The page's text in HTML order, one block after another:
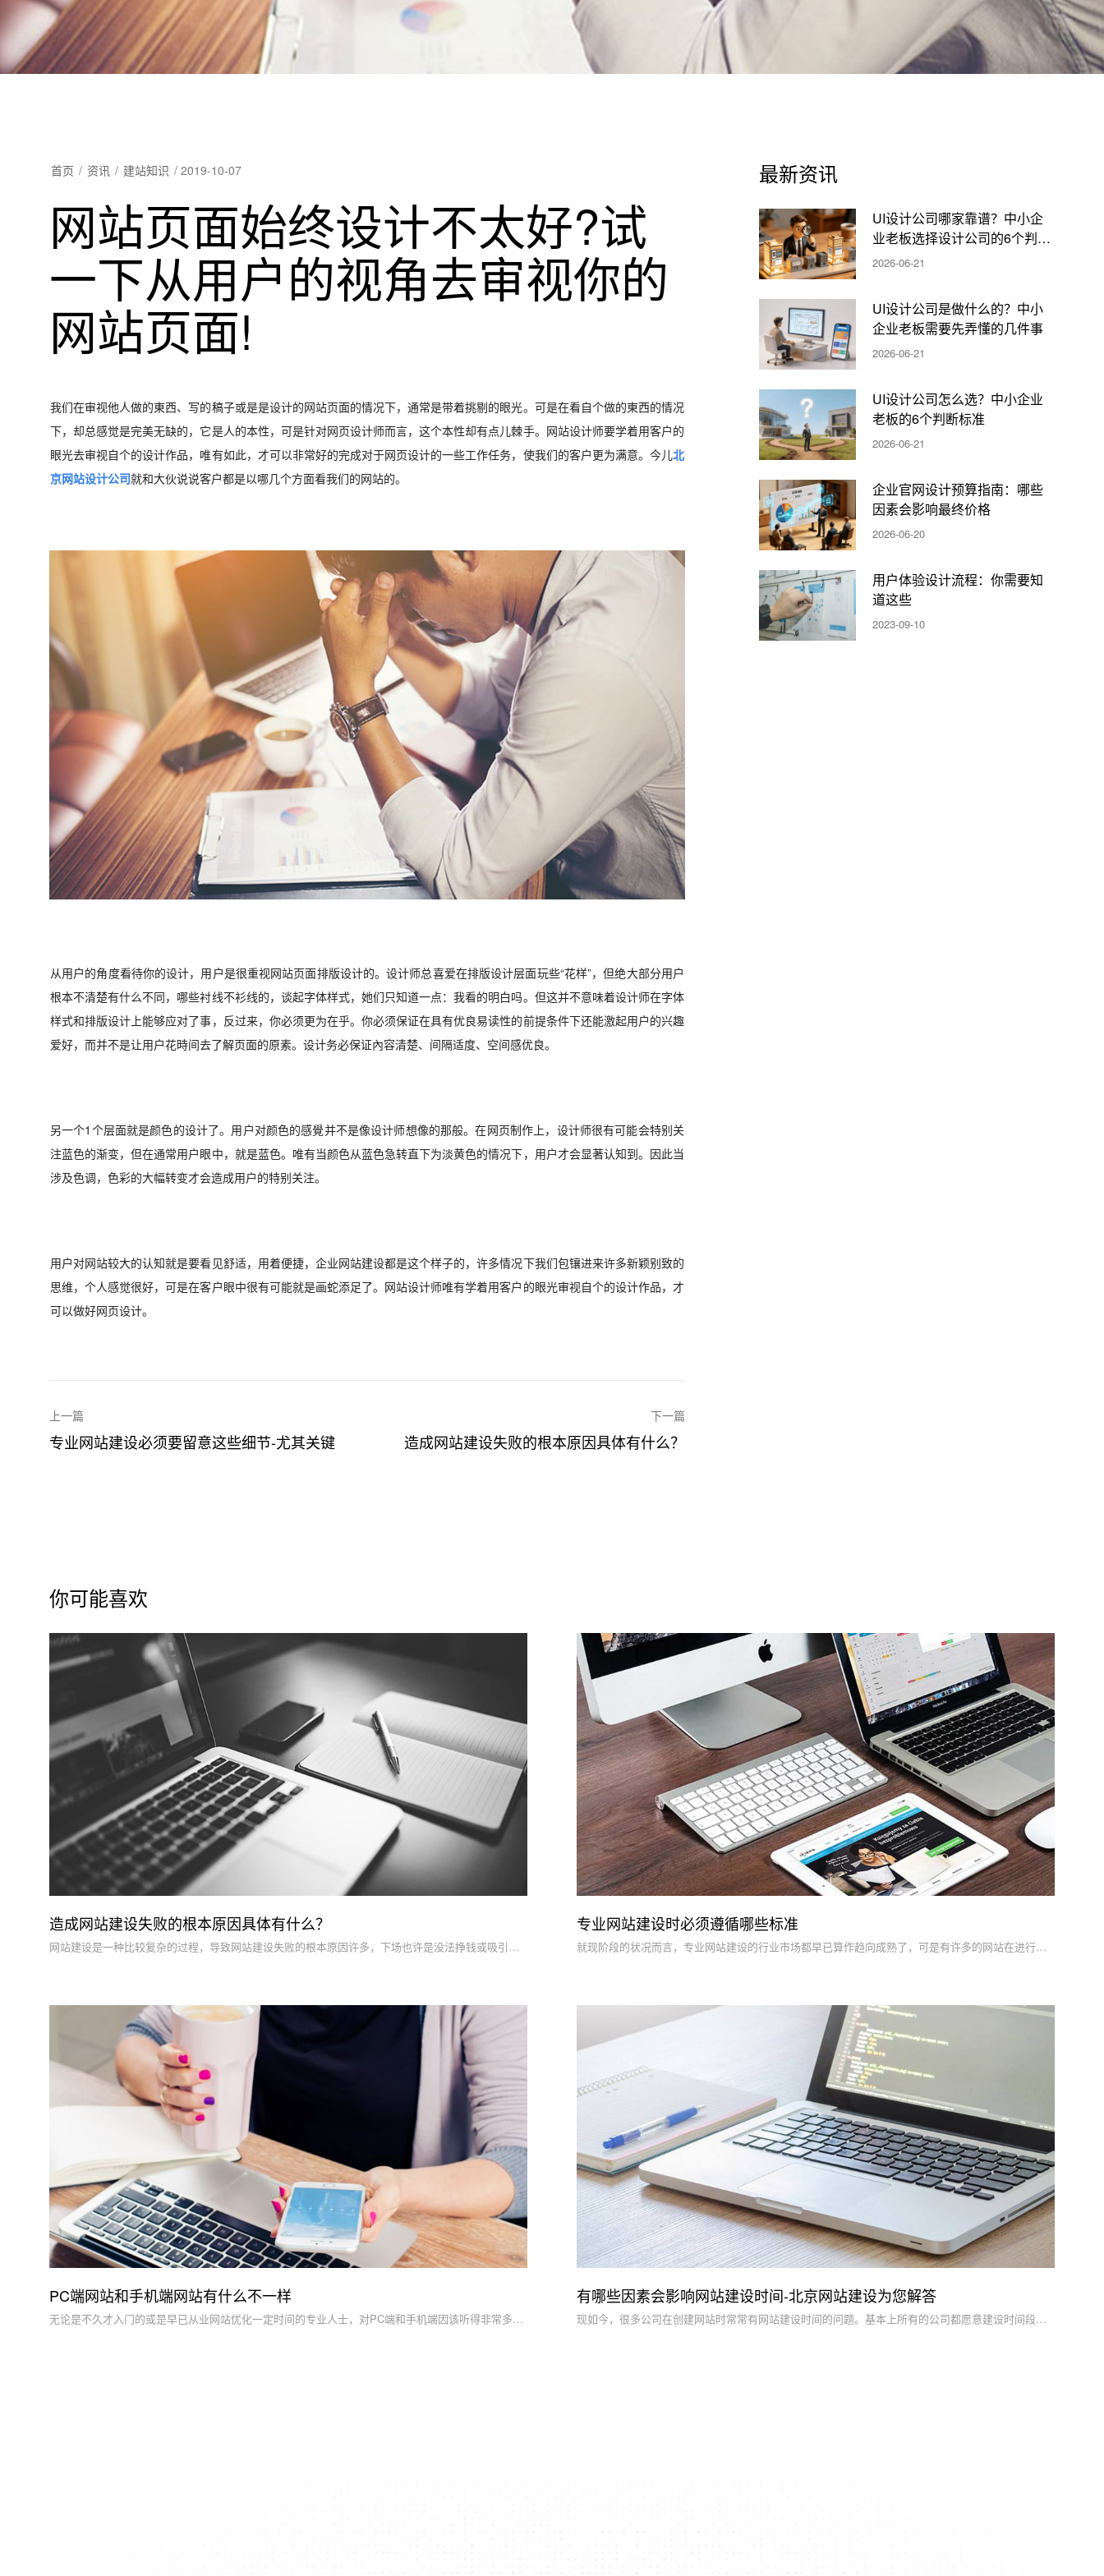
首页 / 资讯 / 建站知识 / 2019-10-07
网站页面始终设计不太好?试
一下从用户的视角去审视你的
网站页面!
我们在审视他人做的東西、写的稿子或是是设计的网站页面的情况下，通常是带着挑剔的眼光。可是在看自个做的東西的情况
下，却总感觉是完美无缺的，它是人的本性，可是针对网页设计师而言，这个本性却有点儿棘手。网站设计师要学着用客户的
眼光去审视自个的设计作品，唯有如此，才可以非常好的完成对于网页设计的一些工作任务，使我们的客户更为满意。今儿北
京网站设计公司就和大伙说说客户都是以哪几个方面看我们的网站的。
从用户的角度看待你的设计，用户是很重视网站页面排版设计的。设计师总喜爱在排版设计层面玩些“花样”，但绝大部分用户
根本不清楚有什么不同，哪些衬线不衫线的，谈起字体样式，她们只知道一点：我看的明白吗。但这并不意味着设计师在字体
样式和排版设计上能够应对了事，反过来，你必须更为在乎。你必须保证在具有优良易读性的前提条件下还能激起用户的兴趣
爱好，而并不是让用户花時间去了解页面的原素。设计务必保证內容清楚、间隔适度、空间感优良。
另一个1 个层面就是颜色的设计了。用户对颜色的感覺并不是像设计师想像的那般。在网页制作上，设计师很有可能会特别关
注蓝色的渐变，但在通常用户眼中，就是蓝色。唯有当颜色从蓝色急转直下为淡黄色的情况下，用户才会显著认知到。因此当
涉及色调，色彩的大幅转变才会造成用户的特别关注。
用户对网站较大的认知就是要看见舒适，用着便捷，企业网站建设都是这个样子的，许多情况下我们包镶进来许多新颖别致的
思维，个人感觉很好，可是在客户眼中很有可能就是画蛇添足了。网站设计师唯有学着用客户的眼光审视自个的设计作品，才
可以做好网页设计。
上一篇
专业网站建设必须要留意这些细节-尤其关键
下一篇
造成网站建设失败的根本原因具体有什么？
最新资讯
UI设计公司哪家靠谱？中小企
业老板选择设计公司的6个判断
标准
2026-06-21
UI设计公司是做什么的？中小
企业老板需要先弄懂的几件事
2026-06-21
UI设计公司怎么选？中小企业
老板的6个判断标准
2026-06-21
企业官网设计预算指南：哪些
因素会影响最终价格
2026-06-20
用户体验设计流程：你需要知
道这些
2023-09-10
你可能喜欢
造成网站建设失败的根本原因具体有什么？
网站建设是一种比较复杂的过程，导致网站建设失败的根本原因许多，下场也许是没法挣钱或吸引住用户和投资人，乃至比较严重的是不可以正常的工作。在许多网站的建设的初期，要在网络上正常的运作也是不太可能的。因此，在刚开始建网站的时候，要留意这一些可能会毁坏你计划的潜在性风险。那麼，网站建设失败的根本原因是什么?今天北京网站建设公司和大家聊聊。
专业网站建设时必须遵循哪些标准
就现阶段的状况而言，专业网站建设的行业市场都早已算作趋向成熟了，可是有许多的网站在进行设计方案的时候都是依据顾客的要求来进行的，几乎沒有参照过网站制作的标准。那麼，你了解在企业网站建设的时候应遵照哪些标准吗?
PC端网站和手机端网站有什么不一样
无论是不久才入门的或是早已从业网站优化一定时间的专业人士，对PC端和手机端因该听得非常多了，要想把手机端网站弄好SEO优化，那麼前提咱们就必需弄清楚手机端和PC端的区别有什么，下边北京网站建设公司专业技术人员为大伙儿详细介绍。
有哪些因素会影响网站建设时间-北京网站建设为您解答
现如今，很多公司在创建网站时常常有网站建设时间的问题。基本上所有的公司都愿意建设时间段越少越好，可以尽早交付使用。从网站建设的视角分折，网站建设周期时间并不是越少越好，只能在建设网站的工作相对完善的状况下，才可以大大缩短网站建设的时间，最后才可以顺利完成网站建设。可是对网站建设来讲，有哪些因素会影响网站建设时间呢?-北京网站建公司设为您解答。